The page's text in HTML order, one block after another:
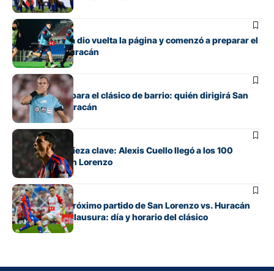
Fútbol
San Lorenzo ya dio vuelta la página y comenzó a preparar el
clásico ante Huracán
Fútbol
Ya hay árbitro para el clásico de barrio: quién dirigirá San
Lorenzo vs. Huracán
Fútbol
De apuesta a pieza clave: Alexis Cuello llegó a los 100
partidos en San Lorenzo
Fútbol
Cuándo es el próximo partido de San Lorenzo vs. Huracán
por el Torneo Clausura: día y horario del clásico